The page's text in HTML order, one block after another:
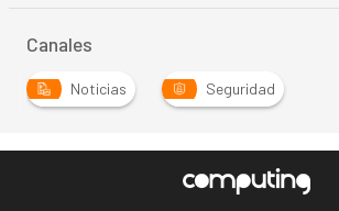
Canales
Noticias Seguridad